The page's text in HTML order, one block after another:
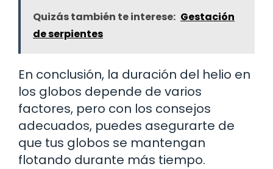
Quizás también te interese: Gestación
de serpientes
En conclusión, la duración del helio en
los globos depende de varios
factores, pero con los consejos
adecuados, puedes asegurarte de
que tus globos se mantengan
flotando durante más tiempo.